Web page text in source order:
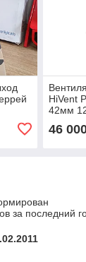
HiVent
42мм
46
за последний